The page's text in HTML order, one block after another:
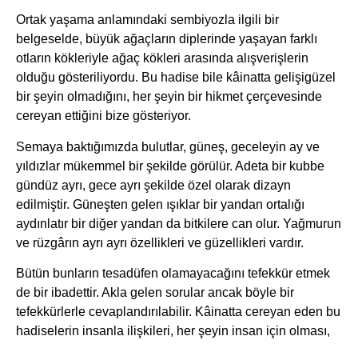
Ortak yaşama anlamındaki sembiyozla ilgili bir
belgeselde, büyük ağaçların diplerinde yaşayan farklı
otların kökleriyle ağaç kökleri arasında alışverişlerin
olduğu gösteriliyordu. Bu hadise bile kâinatta gelişigüzel
bir şeyin olmadığını, her şeyin bir hikmet çerçevesinde
cereyan ettiğini bize gösteriyor.
Semaya baktığımızda bulutlar, güneş, geceleyin ay ve
yıldızlar mükemmel bir şekilde görülür. Adeta bir kubbe
gündüz ayrı, gece ayrı şekilde özel olarak dizayn
edilmiştir. Güneşten gelen ışıklar bir yandan ortalığı
aydınlatır bir diğer yandan da bitkilere can olur. Yağmurun
ve rüzgârın ayrı ayrı özellikleri ve güzellikleri vardır.
Bütün bunların tesadüfen olamayacağını tefekkür etmek
de bir ibadettir. Akla gelen sorular ancak böyle bir
tefekkürlerle cevaplandırılabilir. Kâinatta cereyan eden bu
hadiselerin insanla ilişkileri, her şeyin insan için olması,